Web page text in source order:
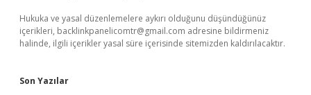
Hukuka ve yasal düzenlemelere aykırı olduğunu düşündüğünüz
içerikleri, backlinkpanelicomtr@gmail.com adresine bildirmeniz
halinde, ilgili içerikler yasal süre içerisinde sitemizden kaldırılacaktır.
Son Yazılar